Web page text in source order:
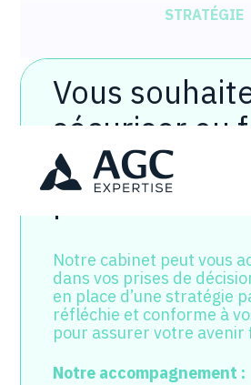
Aller
STRATÉGIE
Vous
sécuriser ou
fructifier votre
patrimoine ?
Notre cabinet peut vous
dans vos prises de
en place d’une stratégie
réfléchie et conforme à
pour assurer votre avenir
Notre accompagnement :